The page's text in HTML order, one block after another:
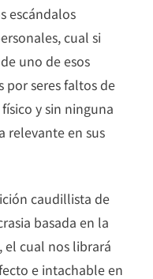
escándalos
cual si
uno de esos
por seres faltos de
y sin ninguna
relevante en sus
caudillista de
basada en la
el cual nos librará
e intachable en